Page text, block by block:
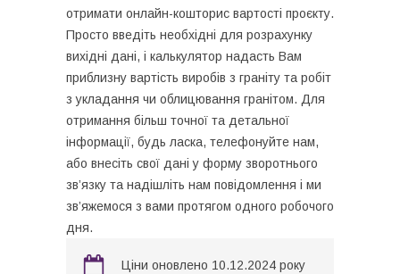
отримати онлайн-кошторис вартості проєкту.
Просто введіть необхідні для розрахунку
вихідні дані, і калькулятор надасть Вам
приблизну вартість виробів з граніту та робіт
з укладання чи облицювання гранітом. Для
отримання більш точної та детальної
інформації, будь ласка, телефонуйте нам,
або внесіть свої дані у форму зворотнього
зв’язку та надішліть нам повідомлення і ми
зв’яжемося з вами протягом одного робочого
дня.
Ціни оновлено 10.12.2024 року